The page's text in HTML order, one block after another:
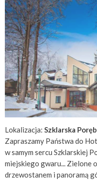
Lokalizacja: Szklarska
Zapraszamy Państwa do
w samym sercu Szklarskiej
miejskiego gwaru... Zielone
drzewostanem i panoramą